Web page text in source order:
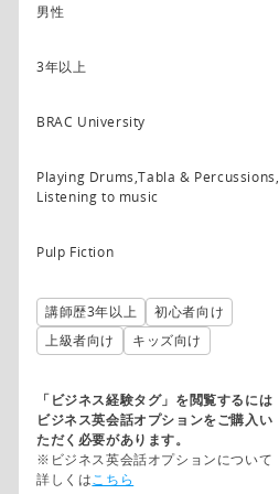
男性
3年以上
BRAC University
Playing Drums,Tabla & Percussions,
Listening to music
Pulp Fiction
講師歴3年以上
初心者向け
上級者向け
キッズ向け
「ビジネス経験タグ」を閲覧するには
ビジネス英会話オプションをご購入い
ただく必要があります。
※ビジネス英会話オプションについて
詳しくはこちら